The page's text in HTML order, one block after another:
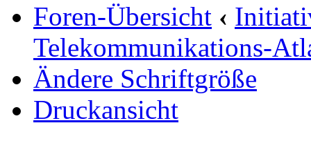
Foren-Übersicht ‹
Telekommunikations-
Ändere Schriftgröße
Druckansicht